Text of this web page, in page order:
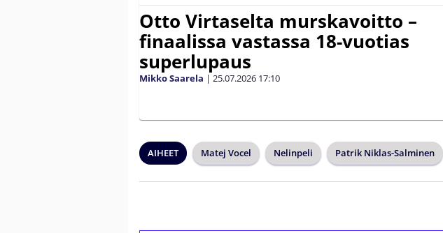
Otto Virtaselta murskavoitto –
finaalissa vastassa 18-vuotias
superlupaus
Mikko Saarela | 25.07.2026 17:10
AIHEET Matej Vocel Nelinpeli Patrik Niklas-Salminen